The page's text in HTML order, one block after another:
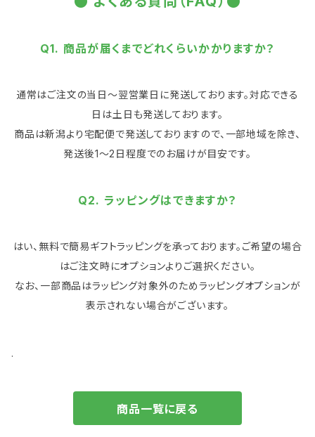
Q1. 商品が届くまでどれくらいかかりますか？
通常はご注文の当日～翌営業日に発送しております。対応できる
日は土日も発送しております。
商品は新潟より宅配便で発送しておりますので、一部地域を除き、
発送後1～2日程度でのお届けが目安です。
Q2. ラッピングはできますか？
はい、無料で簡易ギフトラッピングを承っております。ご希望の場合
はご注文時にオプションよりご選択ください。
なお、一部商品はラッピング対象外のためラッピングオプションが
表示されない場合がございます。
.
商品一覧に戻る